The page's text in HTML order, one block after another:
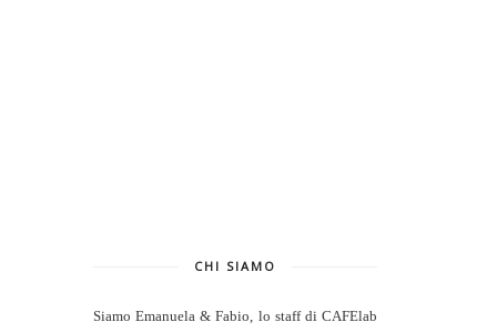
CHI SIAMO
Siamo Emanuela & Fabio, lo staff di CAFElab